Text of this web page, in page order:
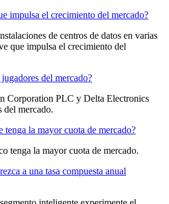
impulsa el crecimiento del mercado?
de centros de datos en varias
que impulsa el crecimiento del
del mercado?
Corporation PLC y Delta Electronics
del mercado.
tenga la mayor cuota de mercado?
tenga la mayor cuota de mercado.
a una tasa compuesta anual